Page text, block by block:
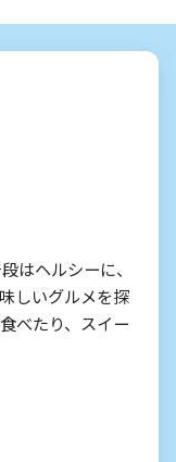
はヘルシーに、
しいグルメを探
べたり、スイー